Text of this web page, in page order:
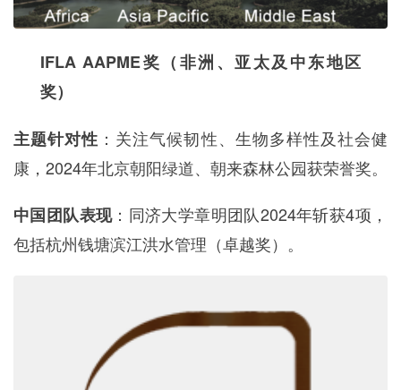
IFLA AAPME奖（非洲、亚太及中东地区
奖）
主题针对性 ：关注气候韧性、生物多样性及社会健
康，2024年北京朝阳绿道、朝来森林公园获荣誉奖。
中国团队表现：同济大学章明团队2024年斩获4项，
包括杭州钱塘滨江洪水管理（卓越奖）。